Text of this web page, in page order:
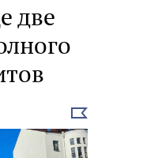
две
Выбрать
новость